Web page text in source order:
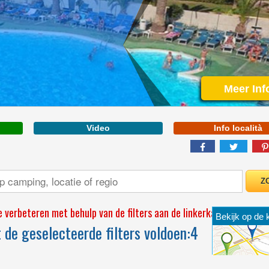
Meer
Video Info località
verbeteren met behulp van de filters aan de linkerkant
geselecteerde filters voldoen:4
Bekijk op de
ABRUZZEN
IS IN GELEGEN AAN
STUKJES VAN DE VAN